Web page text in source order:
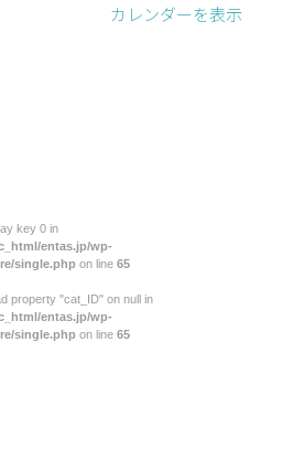
カレンダーを表示
key 0 in
entas.jp/wp-
single.php on line 65
property "cat_ID" on null in
entas.jp/wp-
single.php on line 65